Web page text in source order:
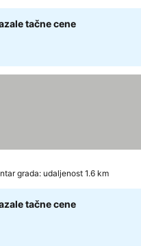
tačne cene
cene
grada: udaljenost 1.6 km
tačne cene